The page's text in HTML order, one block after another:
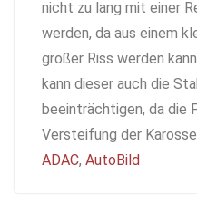
nicht zu lang mit einer
werden, da aus einem
großer Riss werden
kann dieser auch die
beeinträchtigen, da die
Versteifung der
ADAC, AutoBild